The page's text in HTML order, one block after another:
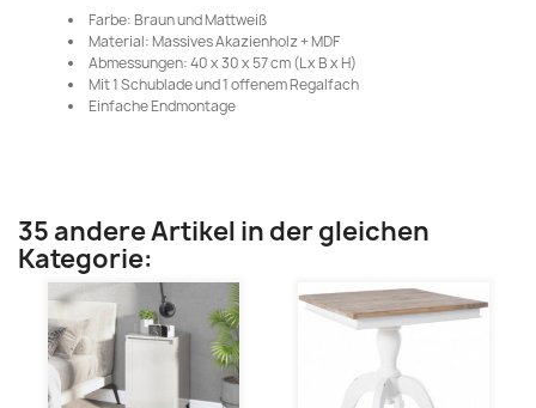
Farbe: Braun und Mattweiß
Material: Massives Akazienholz + MDF
Abmessungen: 40 x 30 x 57 cm (L x B x H)
Mit 1 Schublade und 1 offenem Regalfach
Einfache Endmontage
35 andere Artikel in der gleichen
Kategorie: